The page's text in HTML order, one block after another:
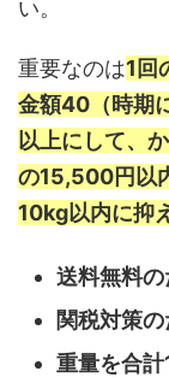
い。
重要なのは1回
金額40（時期
以上にして、
の15,500円以
10kg以内に抑
送料無料
関税対策
重量を合